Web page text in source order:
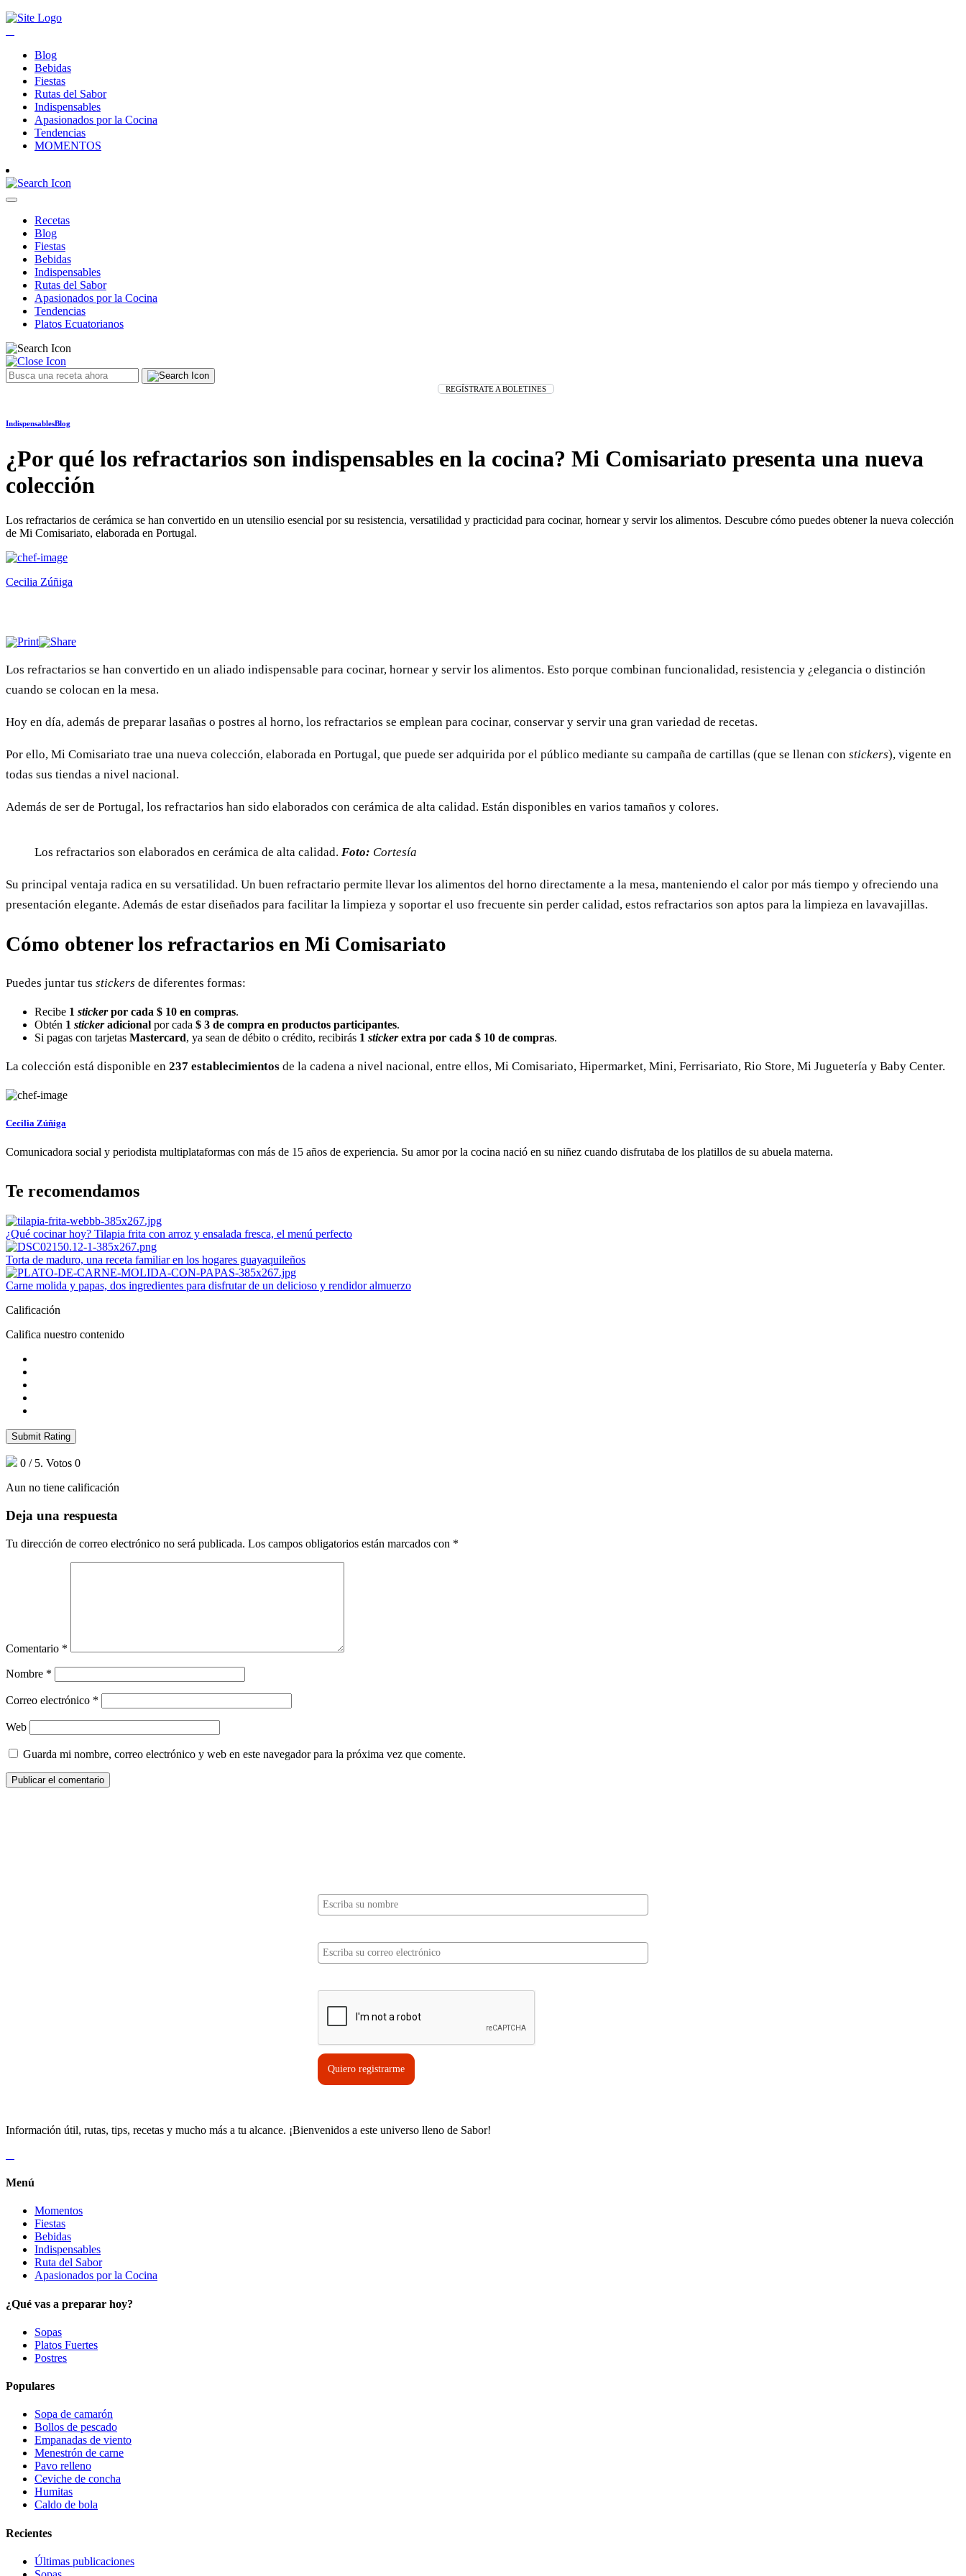
Blog
Bebidas
Fiestas
Rutas del Sabor
Indispensables
Apasionados por la Cocina
Tendencias
MOMENTOS
Recetas
Blog
Fiestas
Bebidas
Indispensables
Rutas del Sabor
Apasionados por la Cocina
Tendencias
Platos Ecuatorianos
REGÍSTRATE A BOLETINES
IndispensablesBlog
¿Por qué los refractarios son indispensables en la cocina? Mi Comisariato presenta una nueva
colección
Los refractarios de cerámica se han convertido en un utensilio esencial por su resistencia, versatilidad y practicidad para cocinar, hornear y servir los alimentos. Descubre cómo puedes obtener la nueva colección
de Mi Comisariato, elaborada en Portugal.
Cecilia Zúñiga
Los refractarios se han convertido en un aliado indispensable para cocinar, hornear y servir los alimentos. Esto porque combinan funcionalidad, resistencia y ¿elegancia o distinción
cuando se colocan en la mesa.
Hoy en día, además de preparar lasañas o postres al horno, los refractarios se emplean para cocinar, conservar y servir una gran variedad de recetas.
Por ello, Mi Comisariato trae una nueva colección, elaborada en Portugal, que puede ser adquirida por el público mediante su campaña de cartillas (que se llenan con stickers), vigente en
todas sus tiendas a nivel nacional.
Además de ser de Portugal, los refractarios han sido elaborados con cerámica de alta calidad. Están disponibles en varios tamaños y colores.
Los refractarios son elaborados en cerámica de alta calidad. Foto: Cortesía
Su principal ventaja radica en su versatilidad. Un buen refractario permite llevar los alimentos del horno directamente a la mesa, manteniendo el calor por más tiempo y ofreciendo una
presentación elegante. Además de estar diseñados para facilitar la limpieza y soportar el uso frecuente sin perder calidad, estos refractarios son aptos para la limpieza en lavavajillas.
Cómo obtener los refractarios en Mi Comisariato
Puedes juntar tus stickers de diferentes formas:
Recibe 1 stickerpor cada $ 10 en compras.
Obtén 1 stickeradicional por cada $ 3 de compra en productos participantes.
Si pagas con tarjetas Mastercard, ya sean de débito o crédito, recibirás 1 stickerextra por cada $ 10 de compras.
La colección está disponible en 237 establecimientos de la cadena a nivel nacional, entre ellos, Mi Comisariato, Hipermarket, Mini, Ferrisariato, Rio Store, Mi Juguetería y Baby Center.
Cecilia Zúñiga
Comunicadora social y periodista multiplataformas con más de 15 años de experiencia. Su amor por la cocina nació en su niñez cuando disfrutaba de los platillos de su abuela materna.
Te recomendamos
¿Qué cocinar hoy? Tilapia frita con arroz y ensalada fresca, el menú perfecto
Torta de maduro, una receta familiar en los hogares guayaquileños
Carne molida y papas, dos ingredientes para disfrutar de un delicioso y rendidor almuerzo
Calificación
Califica nuestro contenido
Submit Rating
0 / 5. Votos 0
Aun no tiene calificación
Deja una respuesta
Tu dirección de correo electrónico no será publicada. Los campos obligatorios están marcados con *
Comentario *
Nombre *
Correo electrónico *
Web
Guarda mi nombre, correo electrónico y web en este navegador para la próxima vez que comente.
Quiero registrarme
Información útil, rutas, tips, recetas y mucho más a tu alcance. ¡Bienvenidos a este universo lleno de Sabor!
Menú
Momentos
Fiestas
Bebidas
Indispensables
Ruta del Sabor
Apasionados por la Cocina
¿Qué vas a preparar hoy?
Sopas
Platos Fuertes
Postres
Populares
Sopa de camarón
Bollos de pescado
Empanadas de viento
Menestrón de carne
Pavo relleno
Ceviche de concha
Humitas
Caldo de bola
Recientes
Últimas publicaciones